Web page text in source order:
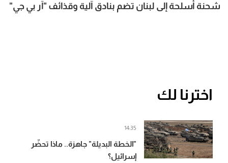
شحنة أسلحة إلى لبنان تضم بنادق آلية وقذائف "آر بي جي"
اخترنا لك
"الخطة البديلة" جاهزة.. ماذا تحضّر
إسرائيل؟
14:35